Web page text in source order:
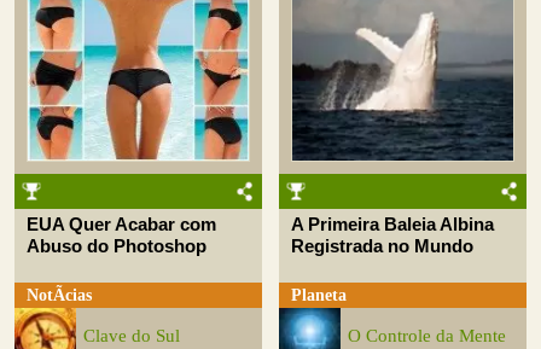
EUA Quer Acabar com
Abuso do Photoshop
NotÃ­cias
Clave do Sul
A Primeira Baleia Albina
Registrada no Mundo
Planeta
O Controle da Mente